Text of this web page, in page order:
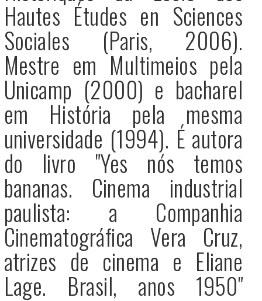
Hautes Études en Sciences
Sociales (Paris, 2006).
Mestre em Multimeios pela
Unicamp (2000) e bacharel
em História pela mesma
universidade (1994). É autora
do livro "Yes nós temos
bananas. Cinema industrial
paulista: a Companhia
Cinematográfica Vera Cruz,
atrizes de cinema e Eliane
Lage. Brasil, anos 1950"